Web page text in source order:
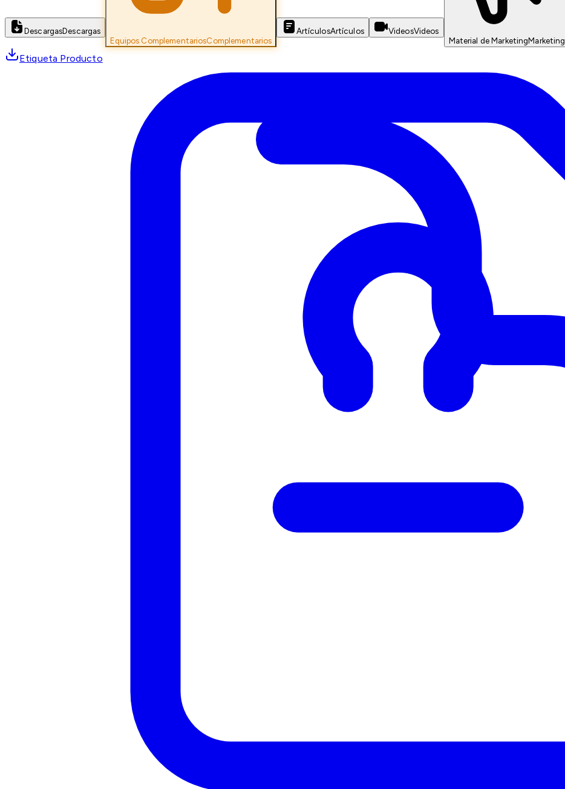
DescargasDescargas
Equipos ComplementariosComplementarios
ArtículosArtículos VideosVideos
Material de MarketingMarketing
Etiqueta Producto